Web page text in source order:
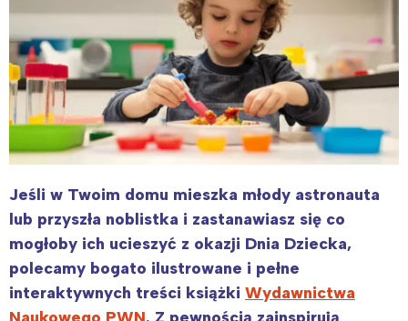
Jeśli w Twoim domu mieszka młody astronauta
lub przyszła noblistka i zastanawiasz się co
mogłoby ich ucieszyć z okazji Dnia Dziecka,
polecamy bogato ilustrowane i pełne
interaktywnych treści książki Wydawnictwa